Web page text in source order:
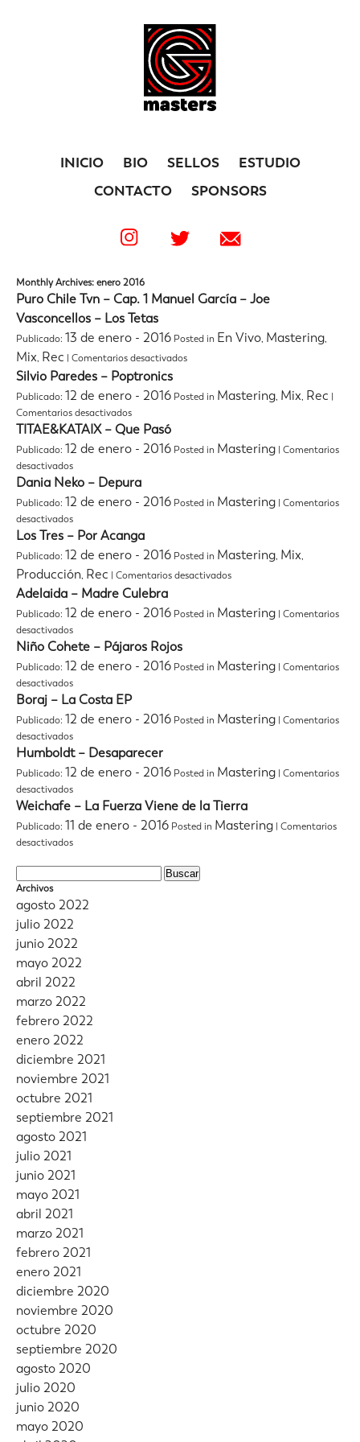
INICIO BIO SELLOS
ESTUDIO
CONTACTO
SPONSORS
Monthly Archives: enero 2016
Puro Chile Tvn – Cap. 1 Manuel García – Joe
Vasconcellos – Los Tetas
Publicado: 13 de enero - 2016 Posted in En Vivo, Mastering,
Mix, Rec | Comentarios desactivadosen
Tvn
Manuel
Joe
Tetas
Silvio Paredes – Poptronics
Publicado: 12 de enero - 2016 Posted in Mastering, Mix, Rec |
Comentarios desactivadosen
Silvio
Paredes
TITAE&KATAIX – Que Pasó
Publicado: 12 de enero - 2016 Posted in Mastering | Comentarios
desactivadosen
TITAE&KATAIX
–
Que
Pasó
Dania Neko – Depura
Publicado: 12 de enero - 2016 Posted in Mastering | Comentarios
desactivadosen
Dania
Neko
–
Depura
Los Tres – Por Acanga
Publicado: 12 de enero - 2016 Posted in Mastering, Mix,
Producción, Rec | Comentarios desactivadosen
–
Adelaida – Madre Culebra
Publicado: 12 de enero - 2016 Posted in Mastering | Comentarios
desactivadosen
Adelaida
–
Madre
Culebra
Niño Cohete – Pájaros Rojos
Publicado: 12 de enero - 2016 Posted in Mastering | Comentarios
desactivadosen
Niño
Cohete
–
Pájaros
Rojos
Boraj – La Costa EP
Publicado: 12 de enero - 2016 Posted in Mastering | Comentarios
desactivadosen
Boraj
–
La
Costa
EP
Humboldt – Desaparecer
Publicado: 12 de enero - 2016 Posted in Mastering | Comentarios
desactivadosen
Humboldt
–
Desaparecer
Weichafe – La Fuerza Viene de la Tierra
Publicado: 11 de enero - 2016 Posted in Mastering | Comentarios
desactivadosen
–
La
Fuerza
de
la
Tierra
Archivos
agosto 2022
julio 2022
junio 2022
mayo 2022
abril 2022
marzo 2022
febrero 2022
enero 2022
diciembre 2021
noviembre 2021
octubre 2021
septiembre 2021
agosto 2021
julio 2021
junio 2021
mayo 2021
abril 2021
marzo 2021
febrero 2021
enero 2021
diciembre 2020
noviembre 2020
octubre 2020
septiembre 2020
agosto 2020
julio 2020
junio 2020
mayo 2020